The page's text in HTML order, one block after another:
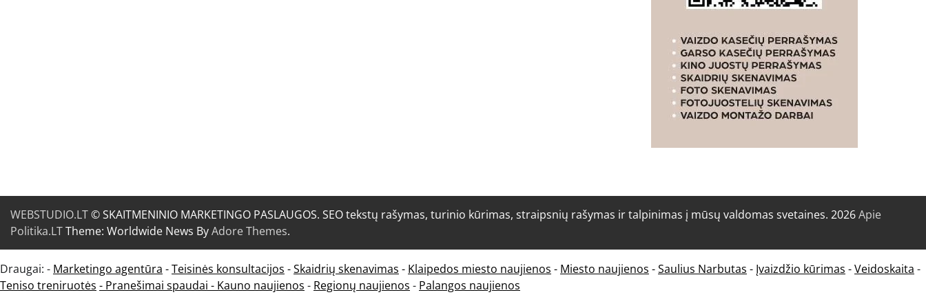
WEBSTUDIO.LT© SKAITMENINIO MARKETINGO PASLAUGOS. SEO tekstų rašymas, turinio kūrimas, straipsnių rašymas ir talpinimas į mūsų valdomas svetaines. 2026Apie
Politika.LTTheme: Worldwide News ByAdore Themes.
Draugai: - Marketingo agentūra -Teisinės konsultacijos -Skaidrių skenavimas - Klaipedos miesto naujienos - Miesto naujienos -Saulius Narbutas - Įvaizdžio kūrimas -Veidoskaita -
Teniso treniruotės - Pranešimai spaudai - Kauno naujienos - Regionų naujienos - Palangos naujienos